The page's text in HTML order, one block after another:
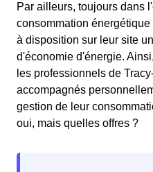
Par ailleurs, toujours dans
consommation
à disposition sur leur site
d'économie d'énergie.
les professionnels de
accompagnés
gestion de leur
oui, mais quelles offres ?